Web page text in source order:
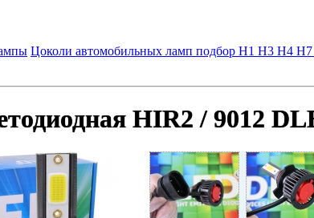
Цоколи автомобильных ламп подбор H1 H3 H4
HIR2 / 9012